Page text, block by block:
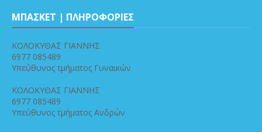
ΜΠΑΣΚΕΤ | ΠΛΗΡΟΦΟΡΙΕΣ
ΚΟΛΟΚΥΘΑΣ ΓΙΑΝΝΗΣ
6977 085489
Υπεύθυνος τμήματος Γυναικών
ΚΟΛΟΚΥΘΑΣ ΓΙΑΝΝΗΣ
6977 085489
Υπεύθυνος τμήματος Ανδρών